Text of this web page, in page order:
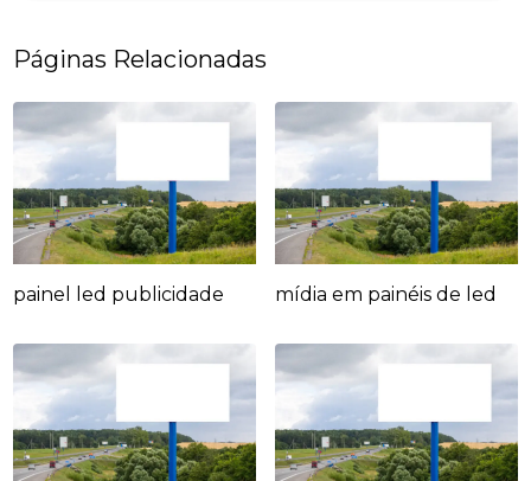
Páginas Relacionadas
painel led publicidade mídia em painéis de led